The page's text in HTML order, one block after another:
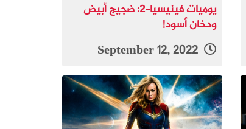
يوميات فينيسيا-2: ضجيج أبيض
ودخان أسود!
September 12, 2022